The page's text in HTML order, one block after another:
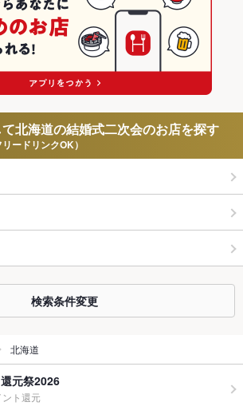
北海道の結婚式二次会のお店を探す
ードリンクOK）
検索条件変更
北海道
元祭2026
ト還元